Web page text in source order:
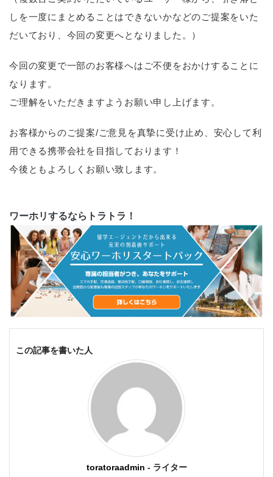
しを一度にまとめることはできないかなどのご提案をいた
だいており、今回の変更へとなりました。）
今回の変更で一部のお客様へはご不便をおかけすることに
なります。
ご理解をいただきますようお願い申し上げます。
お客様からのご提案/ご意見を真摯に受け止め、安心して利
用できる携帯会社を目指しております！
今後ともよろしくお願い致します。
ワーホリするならトラトラ！
この記事を書いた人
toratoraadmin - ライター